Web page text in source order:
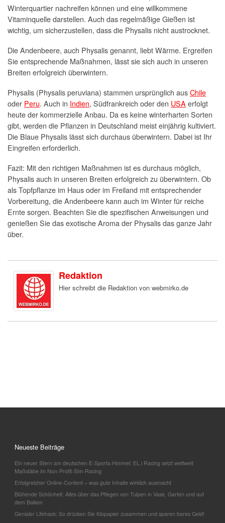
Winterquartier nachreifen können und eine willkommene
Vitaminquelle darstellen. Auch das regelmäßige Gießen ist
wichtig, um sicherzustellen, dass die Physalis nicht austrocknet.
Die Andenbeere, auch Physalis genannt, liebt Wärme. Ergreifen
Sie entsprechende Maßnahmen, lässt sie sich auch in unseren
Breiten erfolgreich überwintern.
Physalis (Physalis peruviana) stammen ursprünglich ausChile
oder Peru. Auch in Indien, Südfrankreich oder den USA erfolgt
heute der kommerzielle Anbau. Da es keine winterharten Sorten
gibt, werden die Pflanzen in Deutschland meist einjährig kultiviert.
Die Blaue Physalis lässt sich durchaus überwintern. Dabei ist Ihr
Eingreifen erforderlich.
Fazit: Mit den richtigen Maßnahmen ist es durchaus möglich,
Physalis auch in unseren Breiten erfolgreich zu überwintern. Ob
als Topfpflanze im Haus oder im Freiland mit entsprechender
Vorbereitung, die Andenbeere kann auch im Winter für reiche
Ernte sorgen. Beachten Sie die spezifischen Anweisungen und
genießen Sie das exotische Aroma der Physalis das ganze Jahr
über.
Redaktion
Hier schreibt die Redaktion von webmirko.de
Neueste Beiträge
Ein neuer Stern am deutschen E-Sports-Himmel: EL.i Racing setzt weltweit
Maßstäbe im Non-Profit-Sim-Racing
Erfolgreicher Online-Content – was gute Inhalte wirklich ausmacht
Blühende Schönheit: Alles über das Pflegen von Tulpen in Vase, Garten und auf
dem Balkon
Genialer Lifehack: So drücken Sie Klopapier zusammen und sparen bares Geld!